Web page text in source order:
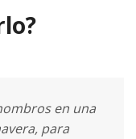
en una
para